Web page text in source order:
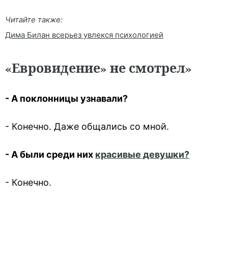
Читайте также:
Дима Билан всерьез увлекся психологией
«Евровидение» не смотрел»
- А поклонницы узнавали?
- Конечно. Даже общались со мной.
- А были среди них красивые девушки?
- Конечно.